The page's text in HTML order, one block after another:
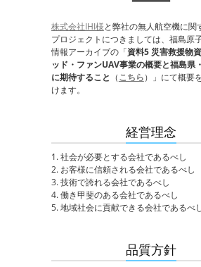
株式会社IHI様と弊社の無人航空機に関
プロジェクトにつきましては、福島原
情報アーカイブの「資料5 災害救援物
ッド・ファンUAV事業の概要と福島県
に期待すること （こちら）」にて概要
けます。
経営理念
1. 社会が必要とする会社であるべし
2. お客様に信頼される会社であるべし
3. 技術で誇れる会社であるべし
4. 働き甲斐のある会社であるべし
5. 地域社会に貢献できる会社であるべ
品質方針